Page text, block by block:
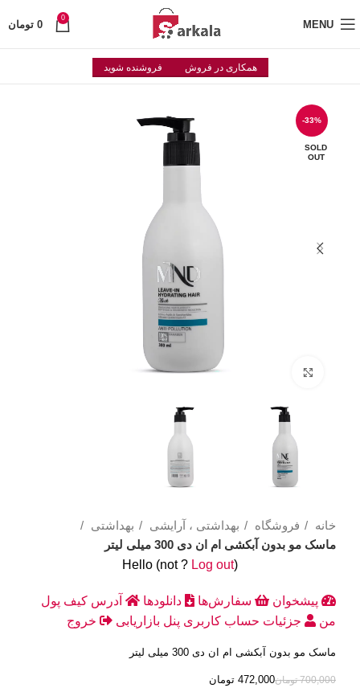
MENU
0
0 تومان
همکاری در فروش فروشنده شوید
-33%
SOLD
OUT
Click to enlarge
خانه فروشگاه بهداشتی ، آرایشی
بهداشتی
ماسک مو بدون آبکشی ام ان دی 300 میلی لیتر
Hello (not? Log out)
پیشخوان سفارش‌ها دانلودها آدرس کیف پول
من
جزئیات حساب کاربری پنل بازاریابی خروج
ماسک مو بدون آبکشی ام ان دی 300 میلی لیتر
700,000 تومان472,000 تومان